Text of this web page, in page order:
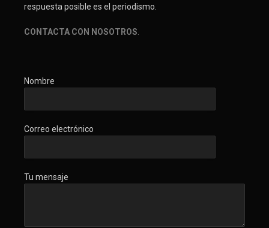
respuesta posible es el periodismo.
CONTACTA CON NOSOTROS.
Nombre
Correo electrónico
Tu mensaje